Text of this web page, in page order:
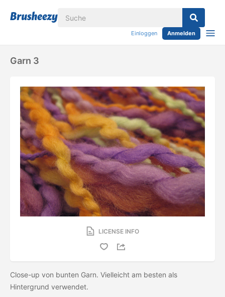
Einloggen Anmelden
Garn 3
LICENSE INFO
Close-up von bunten Garn. Vielleicht am besten als
Hintergrund verwendet.